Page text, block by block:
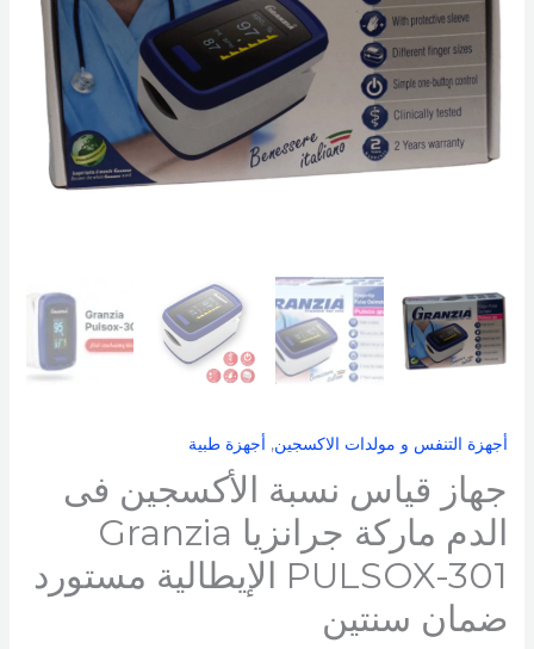
أجهزة التنفس و مولدات الاكسجين, أجهزة طبية
جهاز قياس نسبة الأكسجين فى
الدم ماركة جرانزيا Granzia
PULSOX-301 الإيطالية مستورد
ضمان سنتين
ماركة
جرانزيا
Granzia
PULSOX-
الإيطالية